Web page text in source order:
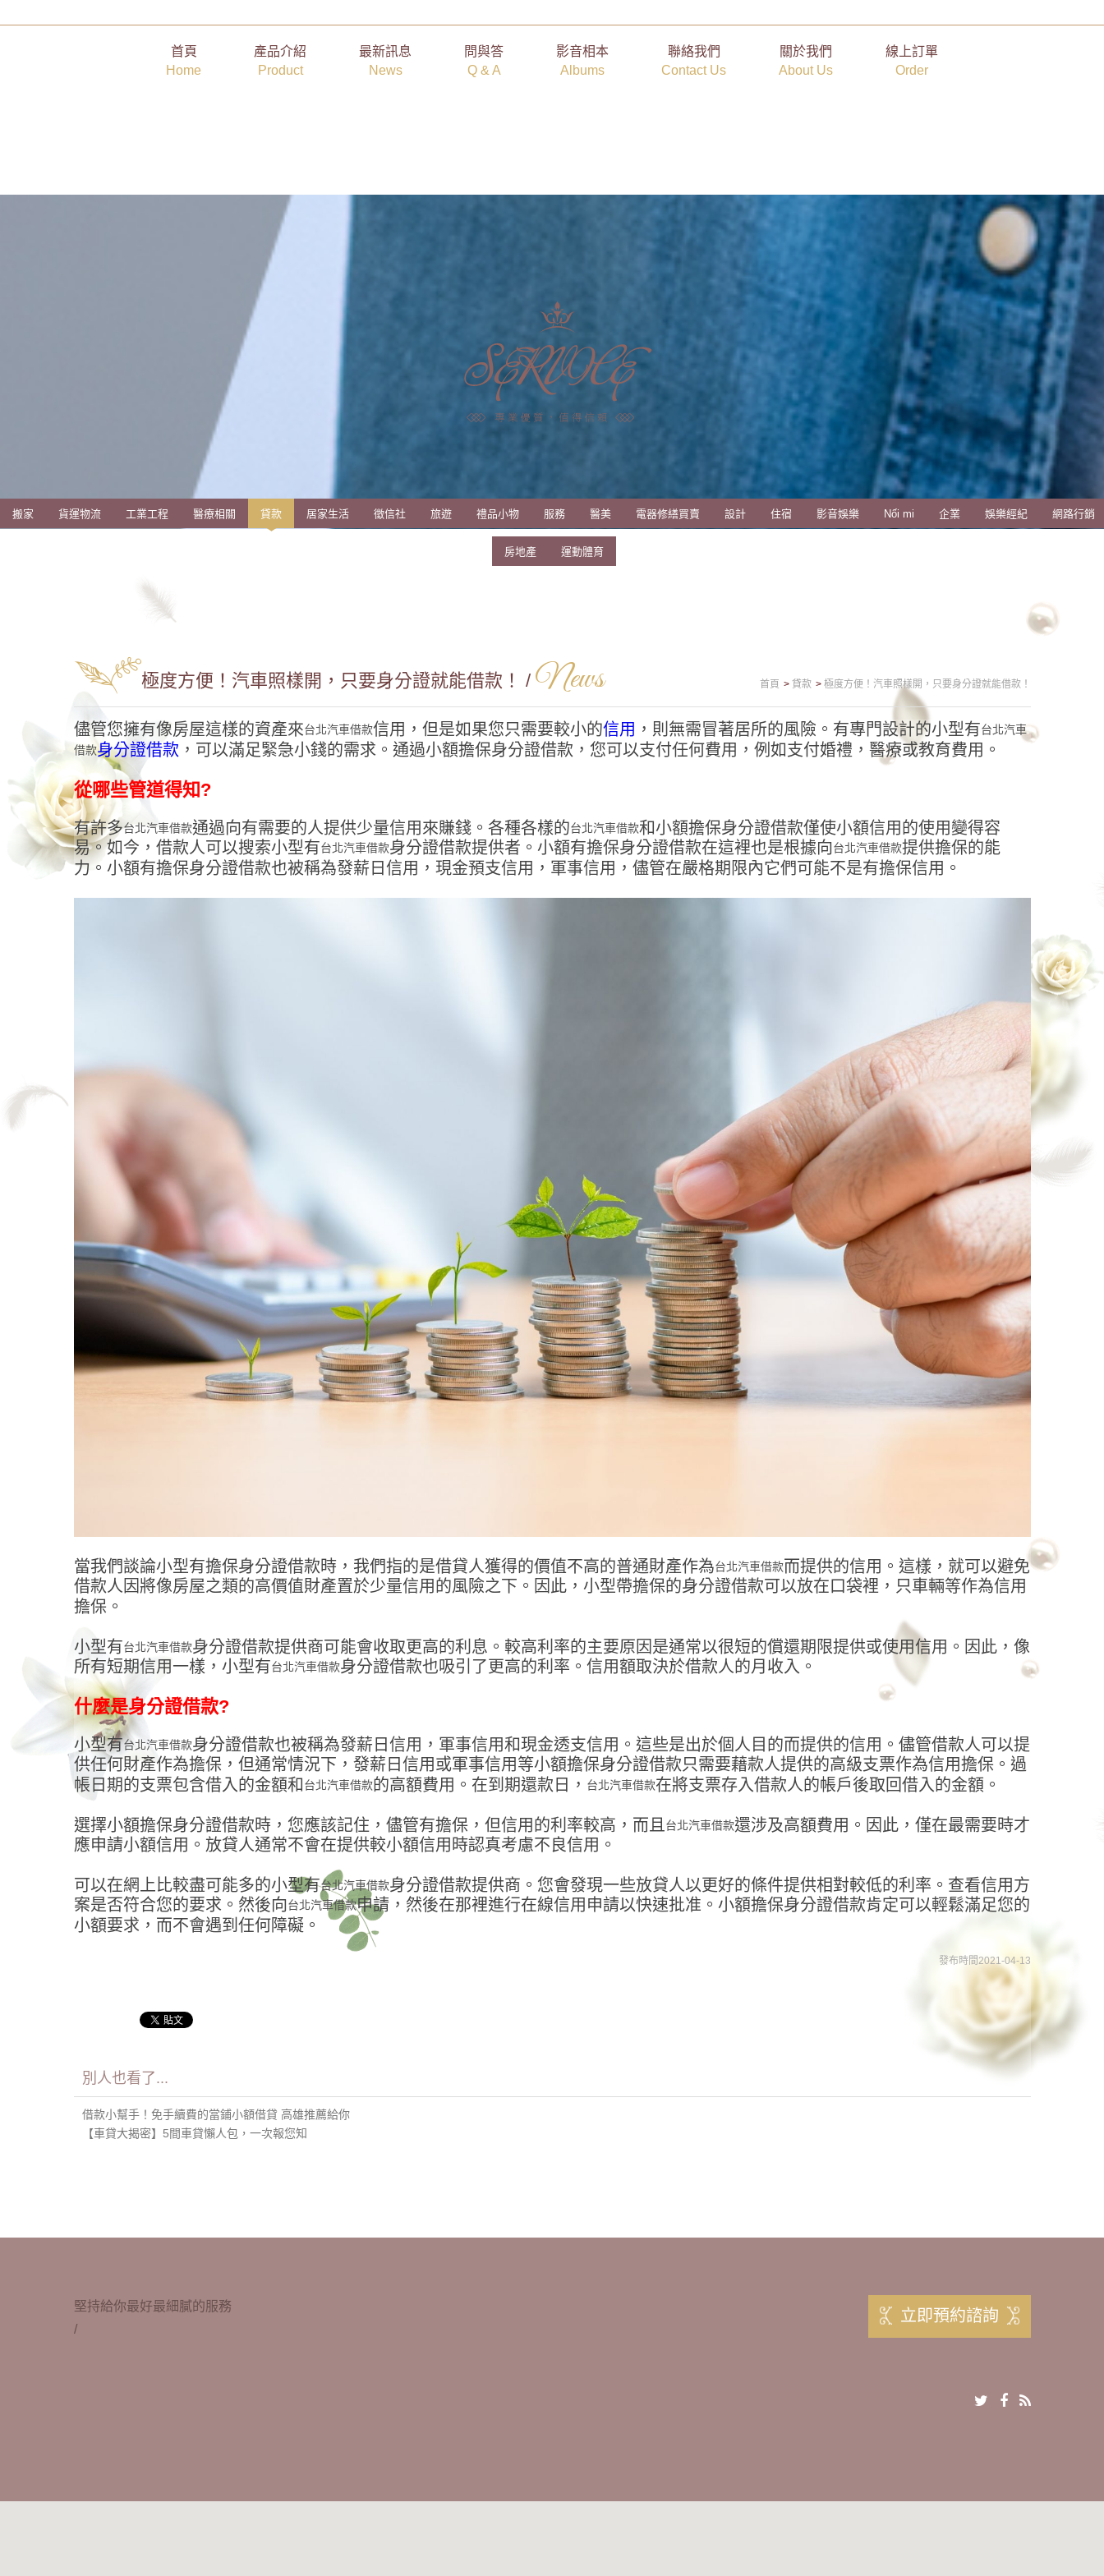
首頁
Home
產品介紹
Product
最新訊息
News
問與答
Q & A
影音相本
Albums
聯絡我們
Contact Us
關於我們
About Us
線上訂單
Order
搬家 貨運物流 工業工程 醫療相關 貸款 居家生活 徵信社 旅遊 禮品小物 服務 醫美 電器修繕買賣 設計 住宿 影音娛樂 Nối mi 企業 娛樂經紀 網路行銷
房地產 運動體育
首頁 貸款 極度方便！汽車照樣開，只要身分證就能借款！
極度方便！汽車照樣開，只要身分證就能借款！ / News
儘管您擁有像房屋這樣的資產來台北汽車借款信用，但是如果您只需要較小的信用 ，則無需冒著居所的風險。有專門設計的小型有台北汽車
借款身分證借款 ，可以滿足緊急小錢的需求。通過小額擔保身分證借款，您可以支付任何費用，例如支付婚禮，醫療或教育費用。
從哪些管道得知?
有許多台北汽車借款通過向有需要的人提供少量信用來賺錢。各種各樣的台北汽車借款和小額擔保身分證借款僅使小額信用的使用變得容
易。如今，借款人可以搜索小型有台北汽車借款身分證借款提供者。小額有擔保身分證借款在這裡也是根據向台北汽車借款提供擔保的能
力。小額有擔保身分證借款也被稱為發薪日信用，現金預支信用，軍事信用，儘管在嚴格期限內它們可能不是有擔保信用。
當我們談論小型有擔保身分證借款時，我們指的是借貸人獲得的價值不高的普通財產作為台北汽車借款而提供的信用。這樣，就可以避免
借款人因將像房屋之類的高價值財產置於少量信用的風險之下。因此，小型帶擔保的身分證借款可以放在口袋裡，只車輛等作為信用
擔保。
小型有台北汽車借款身分證借款提供商可能會收取更高的利息。較高利率的主要原因是通常以很短的償還期限提供或使用信用。因此，像
所有短期信用一樣，小型有台北汽車借款身分證借款也吸引了更高的利率。信用額取決於借款人的月收入。
什麼是身分證借款?
小型有台北汽車借款身分證借款也被稱為發薪日信用，軍事信用和現金透支信用。這些是出於個人目的而提供的信用。儘管借款人可以提
供任何財產作為擔保，但通常情況下，發薪日信用或軍事信用等小額擔保身分證借款只需要藉款人提供的高級支票作為信用擔保。過
帳日期的支票包含借入的金額和 台北汽車借款的高額費用。在到期還款日， 台北汽車借款在將支票存入借款人的帳戶後取回借入的金額。
選擇小額擔保身分證借款時，您應該記住，儘管有擔保，但信用的利率較高，而且 台北汽車借款還涉及高額費用。因此，僅在最需要時才
應申請小額信用。放貸人通常不會在提供較小額信用時認真考慮不良信用。
可以在網上比較盡可能多的小型有台北汽車借款身分證借款提供商。您會發現一些放貸人以更好的條件提供相對較低的利率。查看信用方
案是否符合您的要求。然後向 台北汽車借款申請，然後在那裡進行在線信用申請以快速批准。小額擔保身分證借款肯定可以輕鬆滿足您的
小額要求，而不會遇到任何障礙。
發布時間2021-04-13
別人也看了...
借款小幫手！免手續費的當鋪小額借貸 高雄推薦給你
【車貸大揭密】5間車貸懶人包，一次報您知
堅持給你最好最細膩的服務
/
立即預約諮詢